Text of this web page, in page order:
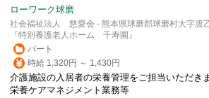
ローワーク球磨
社会福祉法人 慈愛会 - 熊本県球磨郡球磨村大字渡
『特別養護老人ホーム 千寿園』
パート
時給 1,320円 ～ 1,430円
介護施設の入居者の栄養管理をご担当いただきま
栄養ケアマネジメント業務等